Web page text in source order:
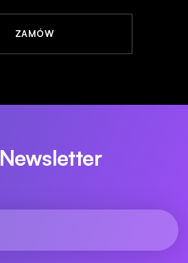
ZAMÓW
Newsletter